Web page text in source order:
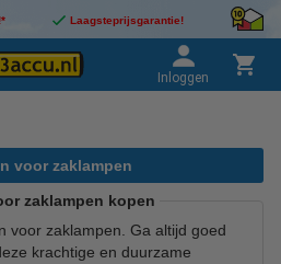
Laagsteprijsgarantie!
Inloggen
voor zaklampen
zaklampen kopen
voor zaklampen. Ga altijd goed
krachtige en duurzame